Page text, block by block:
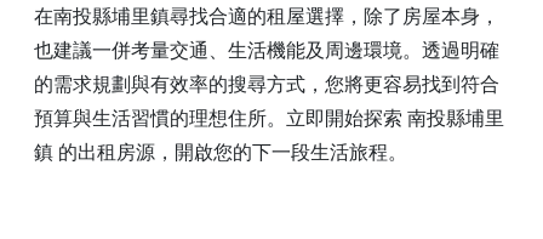
在南投縣埔里鎮尋找合適的租屋選擇，除了房屋本身，
也建議一併考量交通、生活機能及周邊環境。透過明確
的需求規劃與有效率的搜尋方式，您將更容易找到符合
預算與生活習慣的理想住所。立即開始探索 南投縣埔里
鎮 的出租房源，開啟您的下一段生活旅程。